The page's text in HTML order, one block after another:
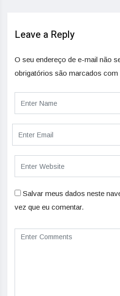
Leave a Reply
O seu endereço de e-mail não
obrigatórios são marcados com
Salvar meus dados neste
vez que eu comentar.